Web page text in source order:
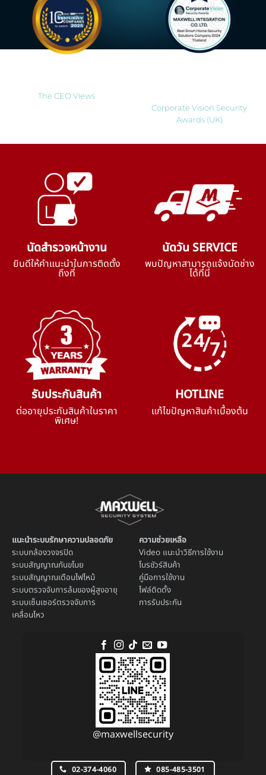
The CEO Views
Corporate Vision Security
Awards (UK)
นัดสำรวจหน้างาน
ยินดีให้คำแนะนำในการติดตั้ง
ถึงที่
นัดวัน SERVICE
พบปัญหาสามารถแจ้งนัดช่าง
ได้ที่นี่
รับประกันสินค้า
ต่ออายุประกันสินค้าในราคา
พิเศษ!
HOTLINE
แก้ไขปัญหาสินค้าเบื้องต้น
แนะนำระบบรักษาความปลอดภัย
ระบบกล้องวงจรปิด
ระบบสัญญาณกันขโมย
ระบบสัญญาณเตือนไฟไหม้
ระบบตรวจจับการล้มของผู้สูงอายุ
ระบบเซ็นเซอร์ตรวจจับการ
เคลื่อนไหว
ความช่วยเหลือ
Video แนะนำวิธีการใช้งาน
โบรชัวร์สินค้า
คู่มือการใช้งาน
ไฟล์ติดตั้ง
การรับประกัน
@maxwellsecurity
02-374-4060 085-485-3501